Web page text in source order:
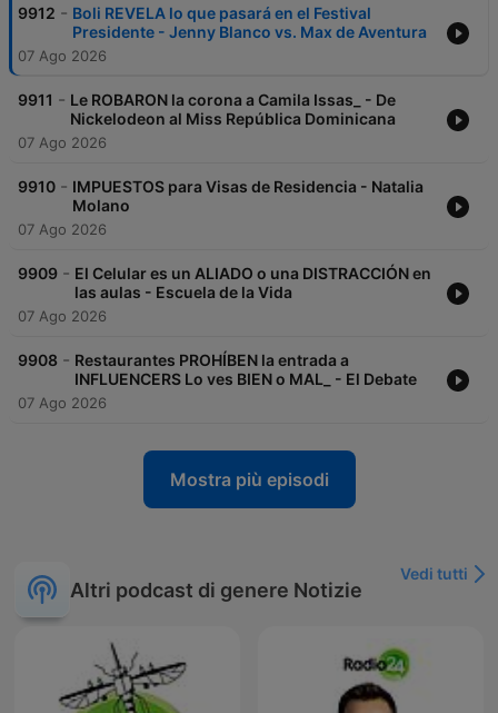
9912 - Boli REVELA lo que pasará en el Festival
Presidente - Jenny Blanco vs. Max de Aventura
07 Ago 2026
9911 - Le ROBARON la corona a Camila Issas_ - De
Nickelodeon al Miss República Dominicana
07 Ago 2026
9910 - IMPUESTOS para Visas de Residencia - Natalia
Molano
07 Ago 2026
9909 - El Celular es un ALIADO o una DISTRACCIÓN en
las aulas - Escuela de la Vida
07 Ago 2026
9908 - Restaurantes PROHÍBEN la entrada a
INFLUENCERS Lo ves BIEN o MAL_ - El Debate
07 Ago 2026
Mostra più episodi
Altri podcast di genere Notizie
Vedi tutti